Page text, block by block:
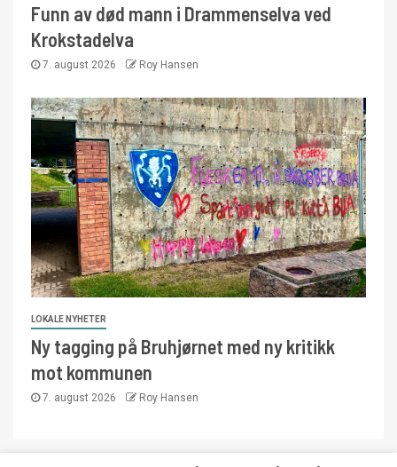
Funn av død mann i Drammenselva ved
Krokstadelva
7. august 2026 Roy Hansen
LOKALE NYHETER
Ny tagging på Bruhjørnet med ny kritikk
mot kommunen
7. august 2026 Roy Hansen